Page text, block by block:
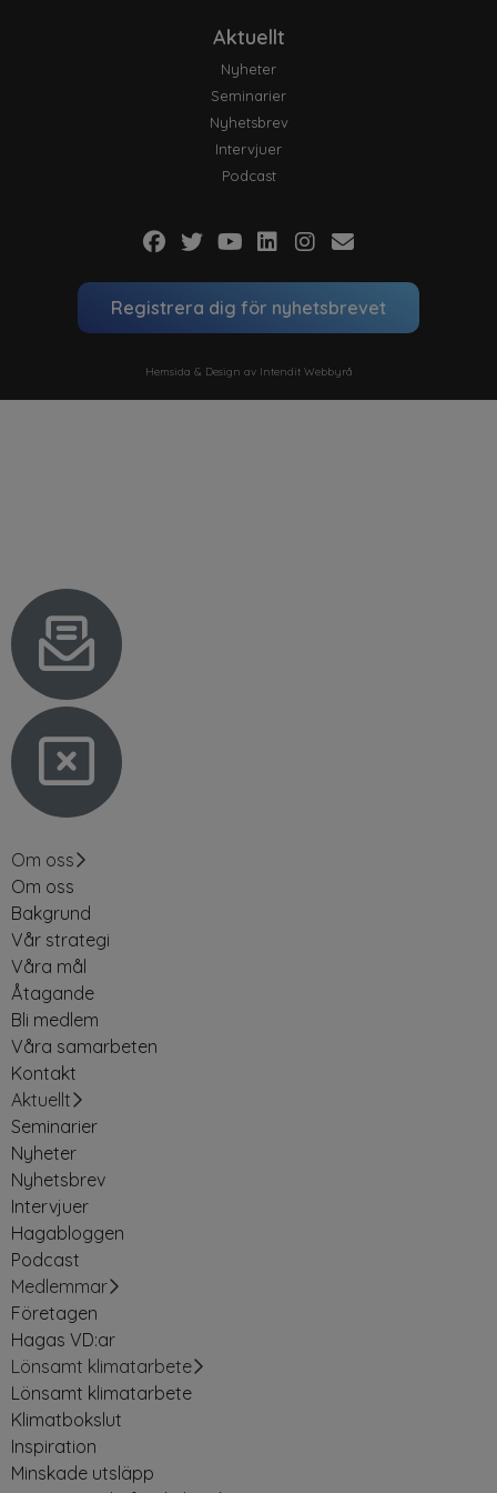
Aktuellt
Nyheter
Seminarier
Nyhetsbrev
Intervjuer
Podcast
Registrera dig för nyhetsbrevet
Hemsida & Design av Intendit Webbyrå
Om oss
Om oss
Bakgrund
Vår strategi
Våra mål
Åtagande
Bli medlem
Våra samarbeten
Kontakt
Aktuellt
Seminarier
Nyheter
Nyhetsbrev
Intervjuer
Hagabloggen
Podcast
Medlemmar
Företagen
Hagas VD:ar
Lönsamt klimatarbete
Lönsamt klimatarbete
Klimatbokslut
Inspiration
Minskade utsläpp